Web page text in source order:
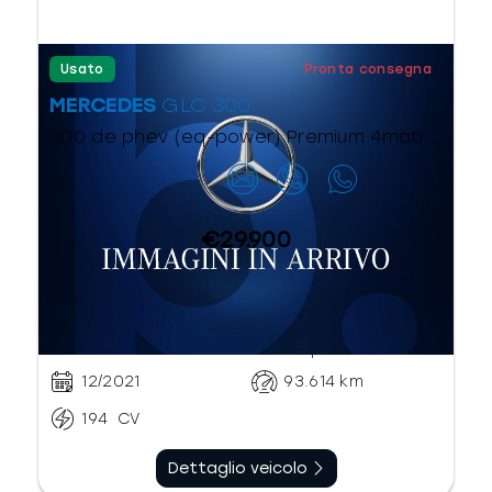
Usato Pronta consegna
MERCEDES GLC 300
Contattaci
€29.900
Ibrido diesel
Automatico
sequenziale
12/2021
93.614 km
194 CV
Dettaglio veicolo